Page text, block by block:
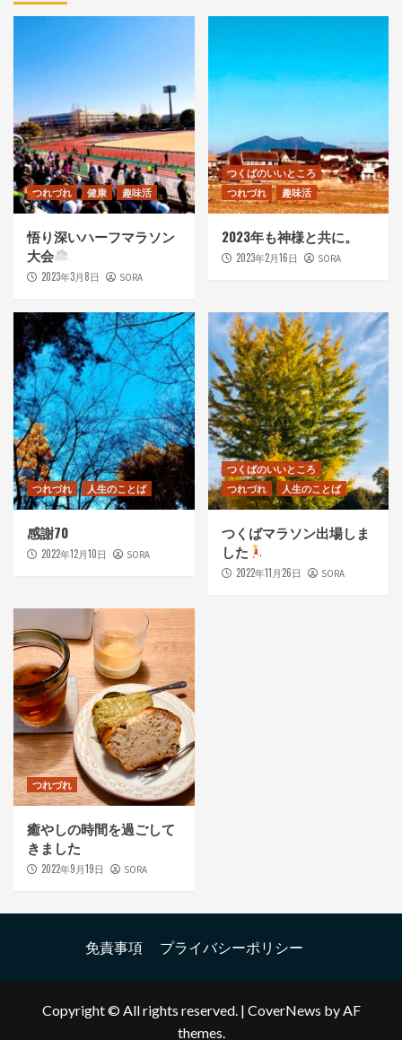
つれづれ 健康 趣味活
悟り深いハーフマラソン
大会
2023年3月8日 SORA
つくばのいいところ
つれづれ
趣味活
2023年も神様と共に。
2023年2月16日 SORA
つれづれ 人生のことば
感謝70
2022年12月10日 SORA
つくばのいいところ
つれづれ
人生のことば
つくばマラソン出場しま
した
2022年11月26日 SORA
つれづれ
癒やしの時間を過ごして
きました
2022年9月19日 SORA
免責事項 プライバシーポリシー
Copyright © All rights reserved. | CoverNews by AF
themes.